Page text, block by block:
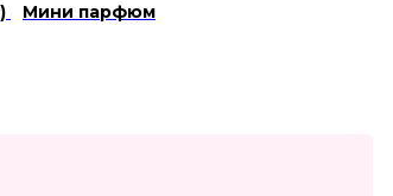
Мини парфюм